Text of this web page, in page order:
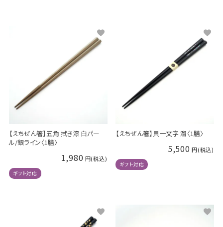
【えちぜん箸】五角 拭き漆 白パー
ル/銀ライン〈1膳〉
1,980
ギフト対応
【えちぜん箸】貝一文字 溜〈1膳〉
5,500
ギフト対応